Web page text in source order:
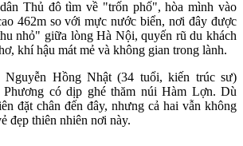
Thủ đô tìm về "trốn phố", hòa mình vào
462m so với mực nước biển, nơi đây được
nhỏ" giữa lòng Hà Nội, quyến rũ du khách
khí hậu mát mẻ và không gian trong lành.
Nguyễn Hồng Nhật (34 tuổi, kiến trúc sư)
có dịp ghé thăm núi Hàm Lợn. Dù
đặt chân đến đây, nhưng cả hai vẫn không
đẹp thiên nhiên nơi này.